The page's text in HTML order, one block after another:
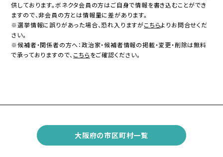
供しております。ボネクタ会員の方はご自身で情報を書き込むことができ
ますので、非会員の方とは情報量に差があります。
※選挙情報に誤りがあった場合、恐れ入りますがこちらよりお問合せくだ
さい。
※候補者・関係者の方へ：政治家・候補者情報の掲載・変更・削除は無料
で承っておりますので、 こちらをご確認ください。
大阪府の市区町村一覧